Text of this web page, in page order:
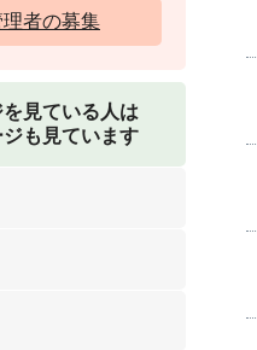
者の募集
見ている人は
も見ています